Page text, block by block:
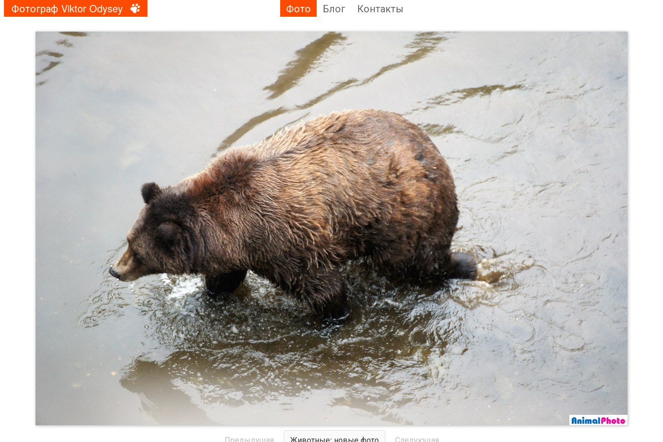
Фотограф Viktor Odysey Фото Блог Контакты